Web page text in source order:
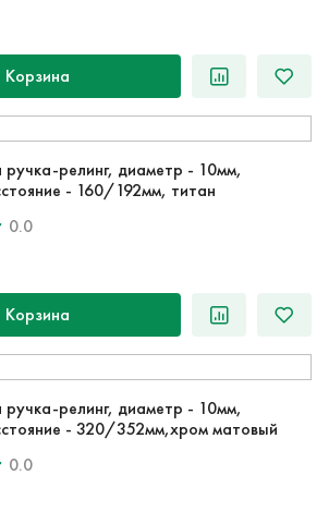
Корзина
релинг, диаметр - 10мм,
- 160/192мм, титан
0.0
Корзина
релинг, диаметр - 10мм,
- 320/352мм,хром матовый
0.0